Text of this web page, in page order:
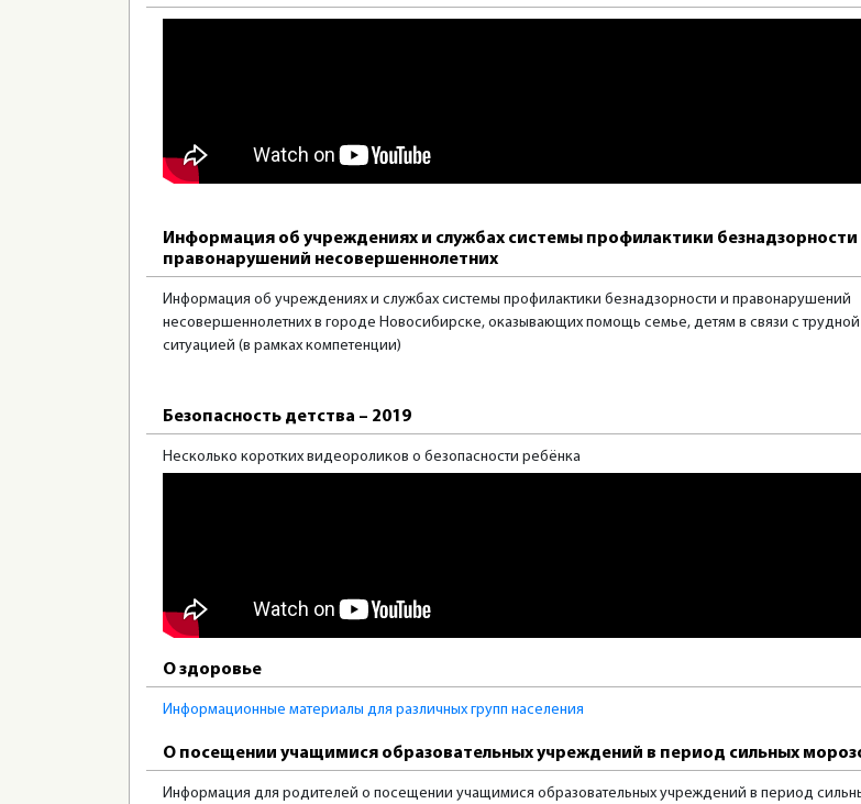
Информация об учреждениях и службах системы профилактики безнадзорности
правонарушений несовершеннолетних
Информация об учреждениях и службах системы профилактики безнадзорности и правонарушений
несовершеннолетних в городе Новосибирске, оказывающих помощь семье, детям в связи с
ситуацией (в рамках компетенции)
Безопасность детства – 2019
Несколько коротких видеороликов о безопасности ребёнка
О здоровье
Информационные материалы для различных групп населения
О посещении учащимися образовательных учреждений в период сильных
Информация для родителей о посещении учащимися образовательных учреждений в период